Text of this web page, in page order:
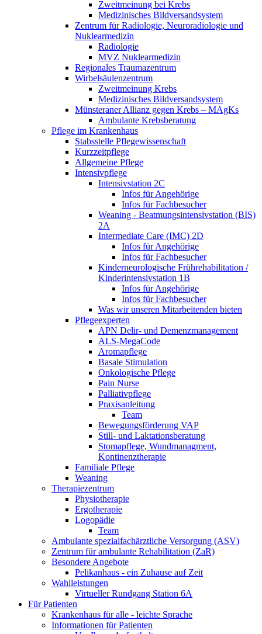
Zweitmeinung bei Krebs
Medizinisches Bildversandsystem
Zentrum für Radiologie, Neuroradiologie und
Nuklearmedizin
Radiologie
MVZ Nuklearmedizin
Regionales Traumazentrum
Wirbelsäulenzentrum
Zweitmeinung Krebs
Medizinisches Bildversandsystem
Münsteraner Allianz gegen Krebs – MAgKs
Ambulante Krebsberatung
Pflege im Krankenhaus
Stabsstelle Pflegewissenschaft
Kurzzeitpflege
Allgemeine Pflege
Intensivpflege
Intensivstation 2C
Infos für Angehörige
Infos für Fachbesucher
Weaning - Beatmungsintensivstation (BIS)
2A
Intermediate Care (IMC) 2D
Infos für Angehörige
Infos für Fachbesucher
Kinderneurologische Frührehabilitation /
Kinderintensivstation 1B
Infos für Angehörige
Infos für Fachbesucher
Was wir unseren Mitarbeitenden bieten
Pflegeexperten
APN Delir- und Demenzmanagement
ALS-MegaCode
Aromapflege
Basale Stimulation
Onkologische Pflege
Pain Nurse
Palliativpflege
Praxisanleitung
Team
Bewegungsförderung VAP
Still- und Laktationsberatung
Stomapflege, Wundmanagment,
Kontinenztherapie
Familiale Pflege
Weaning
Therapiezentrum
Physiotherapie
Ergotherapie
Logopädie
Team
Ambulante spezialfachärztliche Versorgung (ASV)
Zentrum für ambulante Rehabilitation (ZaR)
Besondere Angebote
Pelikanhaus - ein Zuhause auf Zeit
Wahlleistungen
Virtueller Rundgang Station 6A
Für Patienten
Krankenhaus für alle - leichte Sprache
Informationen für Patienten